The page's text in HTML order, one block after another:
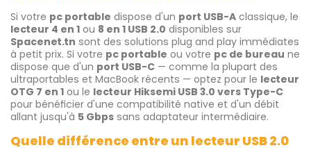
Si votre pc portable dispose d'un port USB-A classique, le
lecteur 4 en 1 ou 8 en 1 USB 2.0 disponibles sur
Spacenet.tn sont des solutions plug and play immédiates
à petit prix. Si votre pc portable ou votre pc de bureau ne
dispose que d'un port USB-C — comme la plupart des
ultraportables et MacBook récents — optez pour le lecteur
OTG 7 en 1 ou le lecteur Hiksemi USB 3.0 vers Type-C
pour bénéficier d'une compatibilité native et d'un débit
allant jusqu'à 5 Gbps sans adaptateur intermédiaire.
Quelle différence entre un lecteur USB 2.0